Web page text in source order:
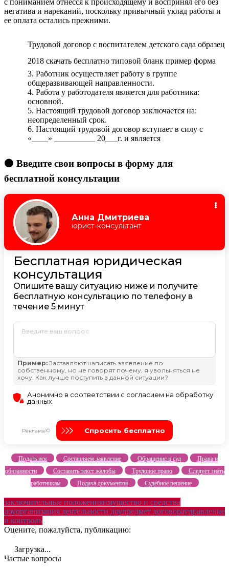
негатива и нареканий, поскольку привычный уклад работы и
ее оплата остались прежними.
Трудовой договор с воспитателем детского сада образец
2018 скачать бесплатно типовой бланк пример форма
3. Работник осуществляет работу в группе
общеразвивающей направленности.
4. Работа у работодателя является для работника:
основной.
5. Настоящий трудовой договор заключается на:
неопределенный срок.
6. Настоящий трудовой договор вступает в силу с
«____» __________ 20___г. и является
🟠 Введите свои вопросы в форму для
бесплатной консультации
Подать иск Составляем заявление Обращение в суд
Права и
обязанности
Составить текст жалобы Трудовое право
Следует знать
работникам
Подача документов Судебное решение
заключительные положенияимущество и средства
доуорганизация деятельности доупредмет договорауправление
и контроль
Оцените, пожалуйста, публикацию:
Загрузка...
Частые вопросы